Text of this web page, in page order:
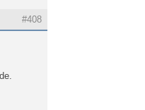
#408